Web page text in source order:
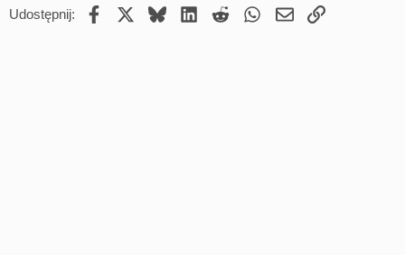
Udostępnij: Facebook BlueskyLinkedIn
Reddit WhatsApp
EmailUmieść Link